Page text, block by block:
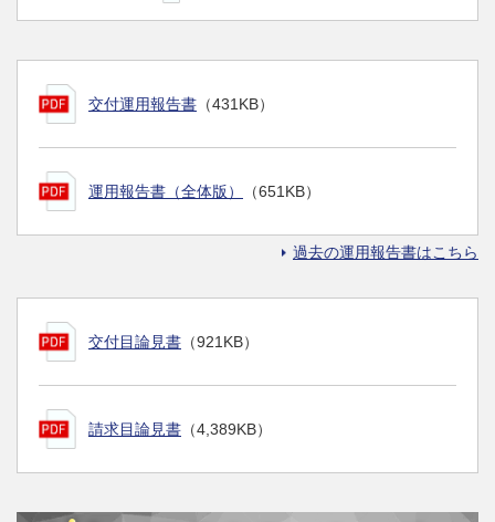
交付運用報告書 （431KB）
運用報告書（全体版） （651KB）
過去の運用報告書はこちら
交付目論見書 （921KB）
請求目論見書 （4,389KB）